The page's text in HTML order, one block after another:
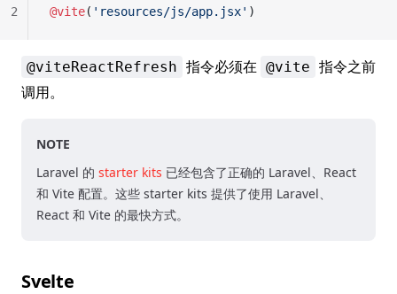
@vite( 'resources/js/app.jsx' )
2
@viteReactRefresh 指令必须在 @vite 指令之前
调用。
NOTE
Laravel 的 starter kits 已经包含了正确的 Laravel、React
和 Vite 配置。这些 starter kits 提供了使用 Laravel、
React 和 Vite 的最快方式。
Svelte